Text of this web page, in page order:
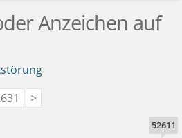
Anzeichen auf
>
52611